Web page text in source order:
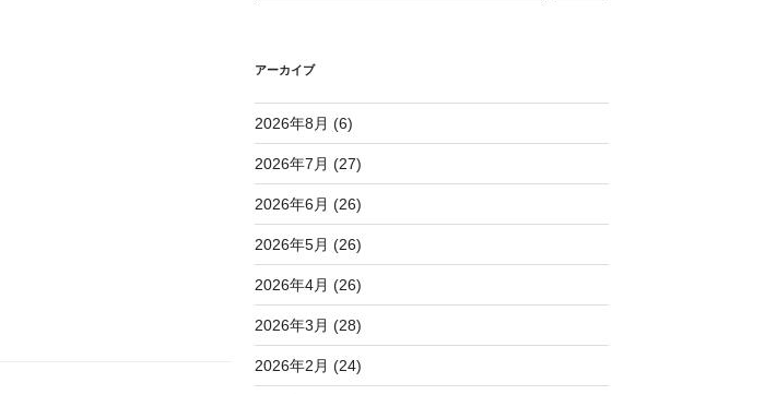
アーカイブ
2026年8月 (6)
2026年7月 (27)
2026年6月 (26)
2026年5月 (26)
2026年4月 (26)
2026年3月 (28)
2026年2月 (24)